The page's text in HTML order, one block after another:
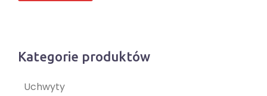
Kategorie produktów
Uchwyty